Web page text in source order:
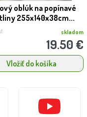
oblúk na popínavé
255x140x38cm...
skladom
19.50 €
Vložiť do košíka